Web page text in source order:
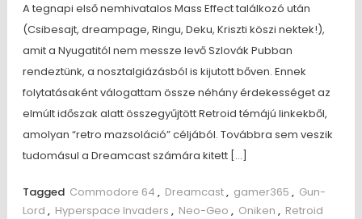
A tegnapi első nemhivatalos Mass Effect találkozó után
(Csibesajt, dreampage, Ringu, Deku, Kriszti köszi nektek!),
amit a Nyugatitól nem messze levő Szlovák Pubban
rendeztünk, a nosztalgiázásból is kijutott bőven. Ennek
folytatásaként válogattam össze néhány érdekességet az
elmúlt időszak alatt összegyűjtött Retroid témájú linkekből,
amolyan “retro mazsoláció” céljából. Továbbra sem veszik
tudomásul a Dreamcast számára kitett […]
Tagged Commodore 64 , Dreamcast, gamer365 , Gun-
Lord , Hyperspace Invaders , Neo-Geo , Oniken , Retroid